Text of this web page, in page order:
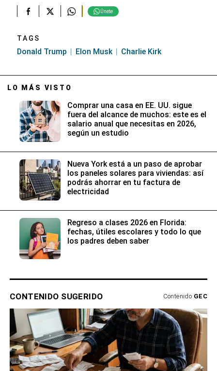
Únete
TAGS
Donald Trump Elon Musk Charlie Kirk
LO MÁS VISTO
Comprar una casa en EE. UU. sigue
fuera del alcance de muchos: este es el
salario anual que necesitas en 2026,
según un estudio
Nueva York está a un paso de aprobar
los paneles solares para viviendas: así
podrás ahorrar en tu factura de
electricidad
Regreso a clases 2026 en Florida:
fechas, útiles escolares y todo lo que
los padres deben saber
CONTENIDO SUGERIDO Contenido GEC